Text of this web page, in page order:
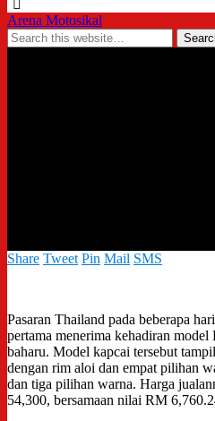
Arena Motosikal
Share Tweet Pin Mail SMS
Pasaran Thailand pada beberapa
pertama menerima kehadiran
baharu. Model kapcai tersebut
dengan rim aloi dan empat pilihan
dan tiga pilihan warna. Harga
54,300, bersamaan nilai RM